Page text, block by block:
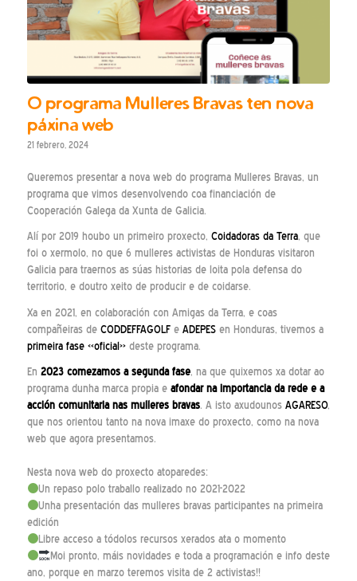
O programa Mulleres Bravas ten nova
páxina web
21 febrero, 2024
Queremos presentar a nova web do programa Mulleres Bravas, un
programa que vimos desenvolvendo coa financiación de
Cooperación Galega da Xunta de Galicia.
Alí por 2019 houbo un primeiro proxecto, Coidadoras da Terra, que
foi o xermolo, no que 6 mulleres activistas de Honduras visitaron
Galicia para traernos as súas historias de loita pola defensa do
territorio, e doutro xeito de producir e de coidarse.
Xa en 2021, en colaboración con Amigas da Terra, e coas
compañeiras de CODDEFFAGOLFe ADEPESen Honduras, tivemos a
primeira fase «oficial»deste programa.
En 2023 comezamos a segunda fase, na que quixemos xa dotar ao
programa dunha marca propia e afondar na importancia da rede e a
acción comunitaria nas mulleres bravas. A isto axudounos AGARESO,
que nos orientou tanto na nova imaxe do proxecto, como na nova
web que agora presentamos.
Nesta nova web do proxecto atoparedes:
Un repaso polo traballo realizado no 2021-2022
Unha presentación das mulleres bravas participantes na primeira
edición
Libre acceso a tódolos recursos xerados ata o momento
Moi pronto, máis novidades e toda a programación e info deste
ano, porque en marzo teremos visita de 2 activistas!!